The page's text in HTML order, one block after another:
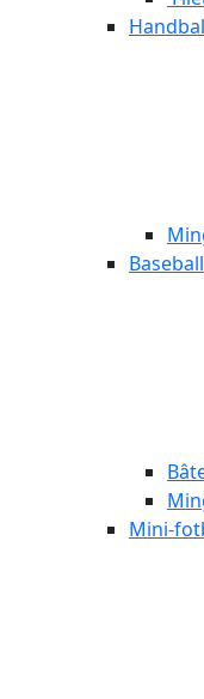
Handbal
Baseball
Mini-